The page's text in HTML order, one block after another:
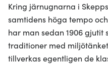
Kring järnugnarna i
samtidens höga tempo
har man sedan 1906
traditioner med
tillverkas egentligen de